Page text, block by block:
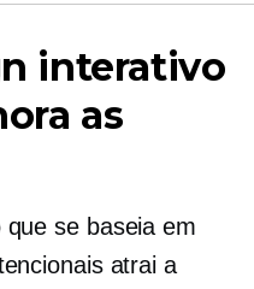
interativo
as
se baseia em
atrai a